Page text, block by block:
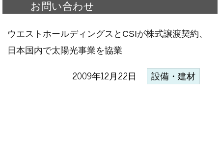
お問い合わせ
ウエストホールディングスとCSIが株式譲渡契約、
日本国内で太陽光事業を協業
2009年12月22日 設備・建材